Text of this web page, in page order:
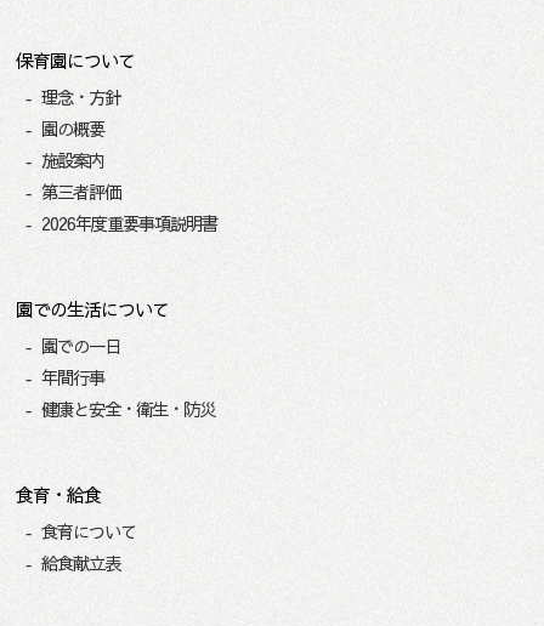
保育園について
理念・方針
園の概要
施設案内
第三者評価
2026年度重要事項説明書
園での生活について
園での一日
年間行事
健康と安全・衛生・防災
食育・給食
食育について
給食献立表